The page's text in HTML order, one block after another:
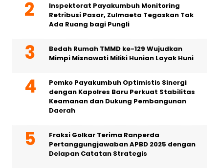
Inspektorat Payakumbuh Monitoring
Retribusi Pasar, Zulmaeta Tegaskan Tak
Ada Ruang bagi Pungli
Bedah Rumah TMMD ke-129 Wujudkan
Mimpi Misnawati Miliki Hunian Layak Huni
Pemko Payakumbuh Optimistis Sinergi
dengan Kapolres Baru Perkuat Stabilitas
Keamanan dan Dukung Pembangunan
Daerah
Fraksi Golkar Terima Ranperda
Pertanggungjawaban APBD 2025 dengan
Delapan Catatan Strategis